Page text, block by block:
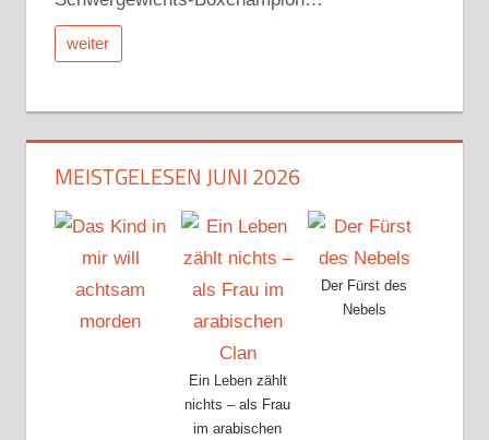
weiter
MEISTGELESEN JUNI 2026
Ein Leben zählt
nichts – als Frau
im arabischen
Der Fürst des
Nebels